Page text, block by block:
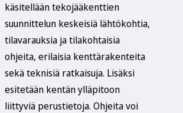
käsitellään tekojääkenttien
suunnittelun keskeisiä lähtökohtia,
tilavarauksia ja tilakohtaisia
ohjeita, erilaisia kenttärakenteita
sekä teknisiä ratkaisuja. Lisäksi
esitetään kentän ylläpitoon
liittyviä perustietoja. Ohjeita voi